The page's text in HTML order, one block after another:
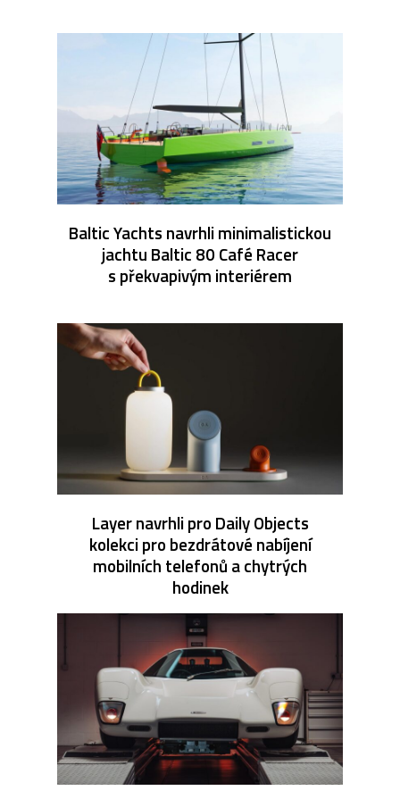
Baltic Yachts navrhli minimalistickou
jachtu Baltic 80 Café Racer
s překvapivým interiérem
Layer navrhli pro Daily Objects
kolekci pro bezdrátové nabíjení
mobilních telefonů a chytrých
hodinek